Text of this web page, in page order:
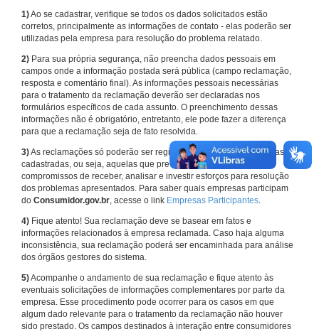
1)Ao se cadastrar, verifique se todos os dados solicitados estão
corretos, principalmente as informações de contato - elas poderão ser
utilizadas pela empresa para resolução do problema relatado.
2) Para sua própria segurança, não preencha dados pessoais em
campos onde a informação postada será pública (campo reclamação,
resposta e comentário final). As informações pessoais necessárias
para o tratamento da reclamação deverão ser declaradas nos
formulários específicos de cada assunto. O preenchimento dessas
informações não é obrigatório, entretanto, ele pode fazer a diferença
para que a reclamação seja de fato resolvida.
3)As reclamações só poderão ser registradas em face de empresas
cadastradas, ou seja, aquelas que previamente assumiram
compromissos de receber, analisar e investir esforços para resolução
dos problemas apresentados. Para saber quais empresas participam
do Consumidor.gov.br, acesse o link Empresas Participantes.
4) Fique atento! Sua reclamação deve se basear em fatos e
informações relacionados à empresa reclamada. Caso haja alguma
inconsistência, sua reclamação poderá ser encaminhada para análise
dos órgãos gestores do sistema.
5)Acompanhe o andamento de sua reclamação e fique atento às
eventuais solicitações de informações complementares por parte da
empresa. Esse procedimento pode ocorrer para os casos em que
algum dado relevante para o tratamento da reclamação não houver
sido prestado. Os campos destinados à interação entre consumidores